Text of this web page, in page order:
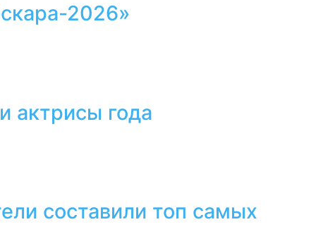
2026»
актрисы года
составили топ самых